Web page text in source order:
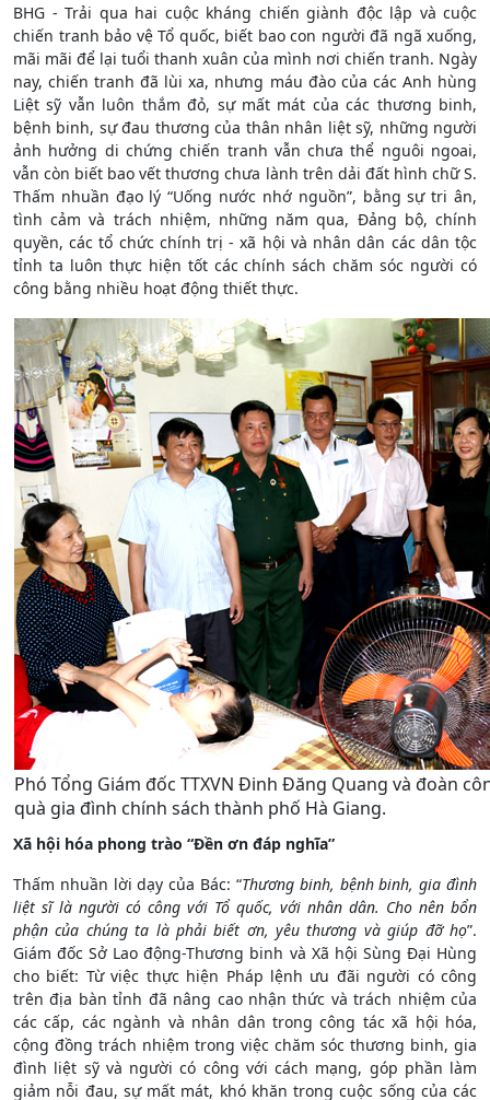
BHG - Trải qua hai cuộc kháng chiến giành độc lập và cuộc
chiến tranh bảo vệ Tổ quốc, biết bao con người đã ngã xuống,
mãi mãi để lại tuổi thanh xuân của mình nơi chiến tranh. Ngày
nay, chiến tranh đã lùi xa, nhưng máu đào của các Anh hùng
Liệt sỹ vẫn luôn thắm đỏ, sự mất mát của các thương binh,
bệnh binh, sự đau thương của thân nhân liệt sỹ, những người
ảnh hưởng di chứng chiến tranh vẫn chưa thể nguôi ngoai,
vẫn còn biết bao vết thương chưa lành trên dải đất hình chữ S.
Thấm nhuần đạo lý “Uống nước nhớ nguồn”, bằng sự tri ân,
tình cảm và trách nhiệm, những năm qua, Đảng bộ, chính
quyền, các tổ chức chính trị - xã hội và nhân dân các dân tộc
tỉnh ta luôn thực hiện tốt các chính sách chăm sóc người có
công bằng nhiều hoạt động thiết thực.
Phó Tổng Giám đốc TTXVN Đinh Đăng Quang và đoàn
quà gia đình chính sách thành phố Hà Giang.
Xã hội hóa phong trào “Đền ơn đáp nghĩa”
Thấm nhuần lời dạy của Bác: “Thương binh, bệnh binh, gia đình
liệt sĩ là người có công với Tổ quốc, với nhân dân. Cho nên bổn
phận của chúng ta là phải biết ơn, yêu thương và giúp đỡ họ”.
Giám đốc Sở Lao động-Thương binh và Xã hội Sùng Đại Hùng
cho biết: Từ việc thực hiện Pháp lệnh ưu đãi người có công
trên địa bàn tỉnh đã nâng cao nhận thức và trách nhiệm của
các cấp, các ngành và nhân dân trong công tác xã hội hóa,
cộng đồng trách nhiệm trong việc chăm sóc thương binh, gia
đình liệt sỹ và người có công với cách mạng, góp phần làm
giảm nỗi đau, sự mất mát, khó khăn trong cuộc sống của các